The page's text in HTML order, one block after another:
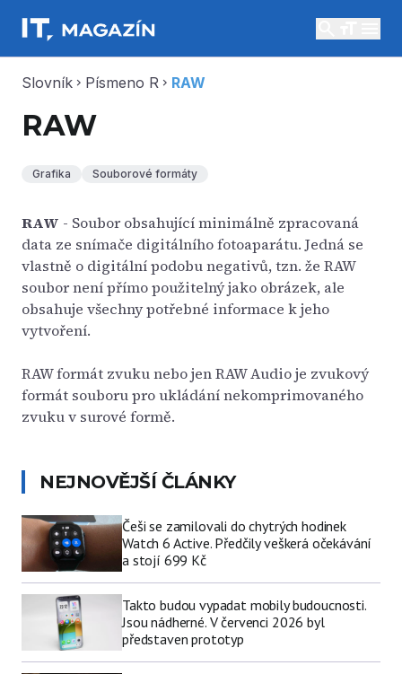
Slovník chevron_right Písmeno R chevron_right RAW
RAW
Grafika Souborové formáty
RAW - Soubor obsahující minimálně zpracovaná
data ze snímače digitálního fotoaparátu. Jedná se
vlastně o digitální podobu negativů, tzn. že RAW
soubor není přímo použitelný jako obrázek, ale
obsahuje všechny potřebné informace k jeho
vytvoření.
RAW formát zvuku nebo jen RAW Audio je zvukový
formát souboru pro ukládání nekomprimovaného
zvuku v surové formě.
NEJNOVĚJŠÍ ČLÁNKY
Češi se zamilovali do chytrých hodinek
Watch 6 Active. Předčily veškerá očekávání
a stojí 699 Kč
Takto budou vypadat mobily budoucnosti.
Jsou nádherné. V červenci 2026 byl
představen prototyp